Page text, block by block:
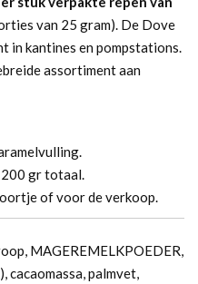
van 25 gram). De Dove
in kantines en pompstations.
assortiment aan
gr totaal.
of voor de verkoop.
MAGEREMELKPOEDER,
palmvet,